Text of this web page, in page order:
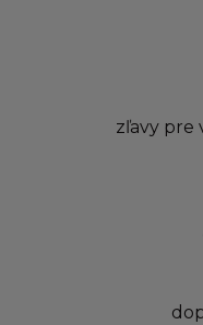
zľavy pre